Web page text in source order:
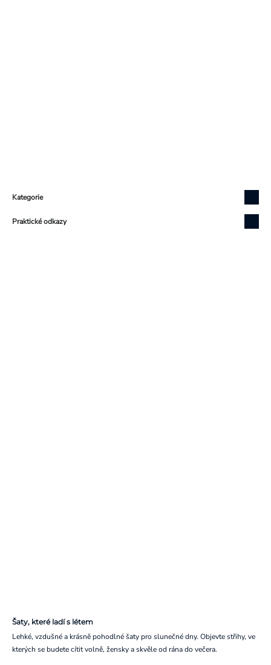
Kategorie
Praktické odkazy
Šaty, které ladí s létem
Lehké, vzdušné a krásně pohodlné šaty pro slunečné dny. Objevte střihy, ve
kterých se budete cítit volně, žensky a skvěle od rána do večera.